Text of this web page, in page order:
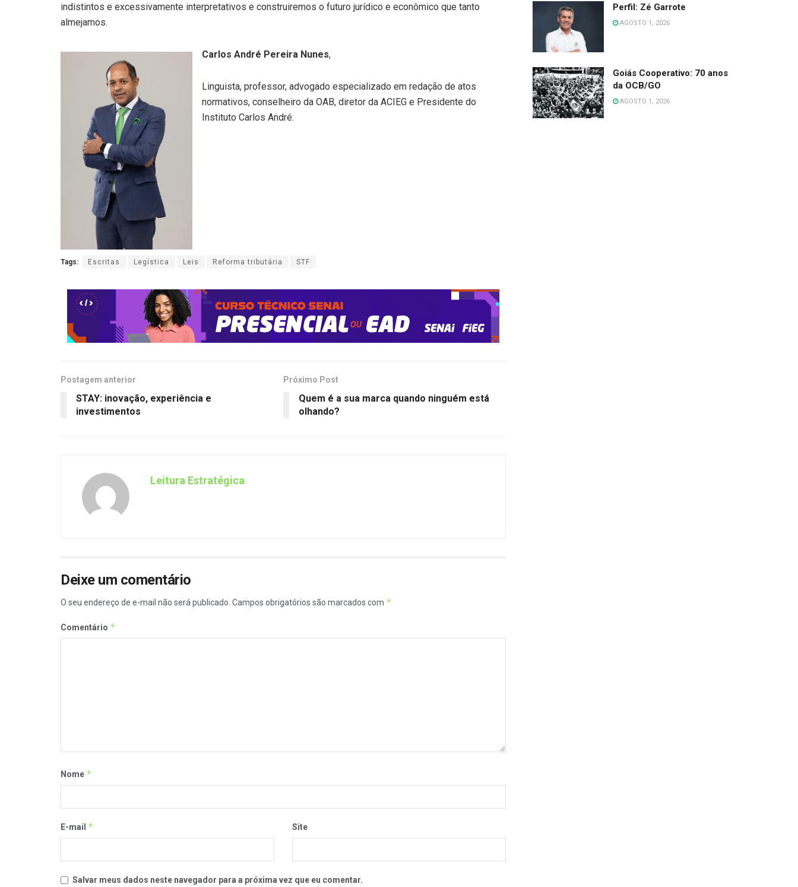
indistintos e excessivamente interpretativos e construiremos o futuro jurídico e econômico que tanto
almejamos.
Carlos André Pereira Nunes,
Linguista, professor, advogado especializado em redação de atos
normativos, conselheiro da OAB, diretor da ACIEG e Presidente do
Instituto Carlos André.
Tags: Escritas Legística Leis Reforma tributária STF
Postagem anterior
STAY: inovação, experiência e
investimentos
Próximo Post
Quem é a sua marca quando ninguém está
olhando?
Leitura Estratégica
Deixe um comentário
O seu endereço de e-mail não será publicado. Campos obrigatórios são marcados com *
Comentário *
Nome *
E-mail * Site
Salvar meus dados neste navegador para a próxima vez que eu comentar.
Perfil: Zé Garrote
AGOSTO 1, 2026
Goiás Cooperativo: 70 anos
da OCB/GO
AGOSTO 1, 2026